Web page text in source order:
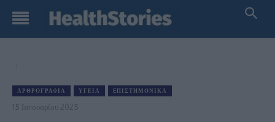
ΑΡΘΡΟΓΡΑΦΊΑ ΥΓΕΊΑ EΠΙΣΤΗΜΟΝΙΚΆ
15 Ιανουαρίου 2025